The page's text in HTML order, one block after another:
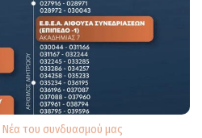
Νέα του συνδυασμού μας